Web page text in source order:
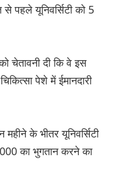
पहले यूनिवर्सिटी को 5
चेतावनी दी कि वे इस
पेशे में ईमानदारी
महीने के भीतर यूनिवर्सिटी
का भुगतान करने का